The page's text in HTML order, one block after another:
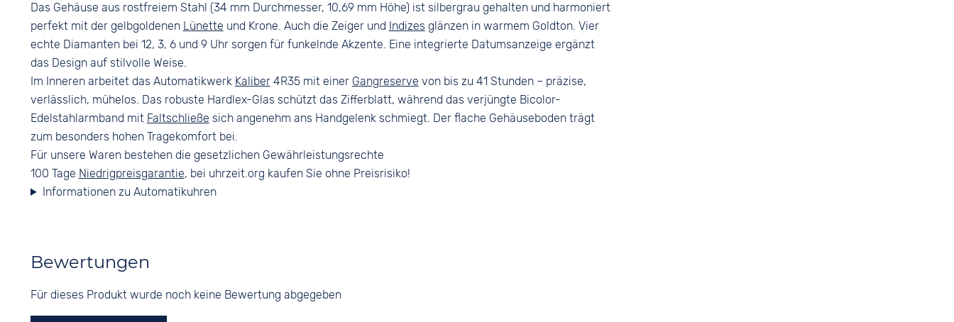
Das Gehäuse aus rostfreiem Stahl (34 mm Durchmesser, 10,69 mm Höhe) ist silbergrau gehalten und harmoniert
perfekt mit der gelbgoldenen Lünette und Krone. Auch die Zeiger und Indizes glänzen in warmem Goldton. Vier
echte Diamanten bei 12, 3, 6 und 9 Uhr sorgen für funkelnde Akzente. Eine integrierte Datumsanzeige ergänzt
das Design auf stilvolle Weise.
Im Inneren arbeitet das Automatikwerk Kaliber4R35 mit einer Gangreserve von bis zu 41 Stunden – präzise,
verlässlich, mühelos. Das robuste Hardlex-Glas schützt das Zifferblatt, während das verjüngte Bicolor-
Edelstahlarmband mit Faltschließe sich angenehm ans Handgelenk schmiegt. Der flache Gehäuseboden trägt
zum besonders hohen Tragekomfort bei.
Für unsere Waren bestehen die gesetzlichen Gewährleistungsrechte
100 Tage Niedrigpreisgarantie, bei uhrzeit.org kaufen Sie ohne Preisrisiko!
Informationen zu Automatikuhren
Bewertungen
Für dieses Produkt wurde noch keine Bewertung abgegeben